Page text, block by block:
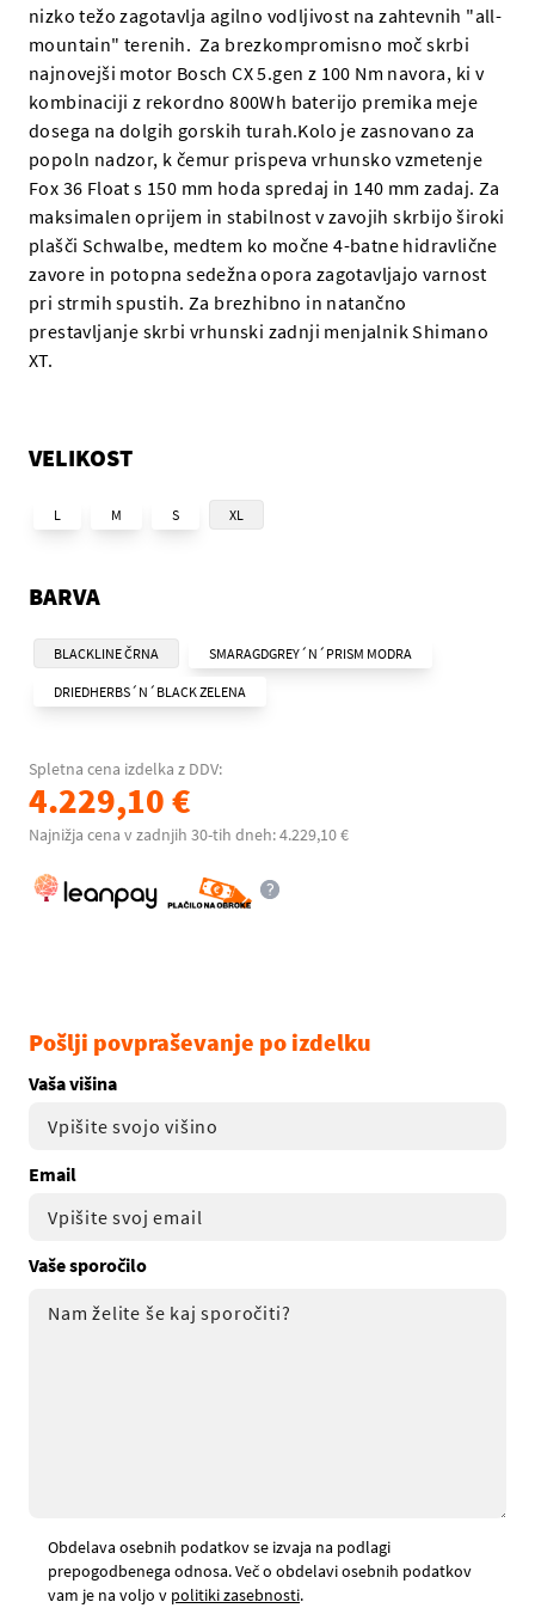
nizko težo zagotavlja agilno vodljivost na zahtevnih "all-
mountain" terenih. Za brezkompromisno moč skrbi
najnovejši motor Bosch CX 5.gen z 100 Nm navora, ki v
kombinaciji z rekordno 800Wh baterijo premika meje
dosega na dolgih gorskih turah.Kolo je zasnovano za
popoln nadzor, k čemur prispeva vrhunsko vzmetenje
Fox 36 Float s 150 mm hoda spredaj in 140 mm zadaj. Za
maksimalen oprijem in stabilnost v zavojih skrbijo široki
plašči Schwalbe, medtem ko močne 4-batne hidravlične
zavore in potopna sedežna opora zagotavljajo varnost
pri strmih spustih. Za brezhibno in natančno
prestavljanje skrbi vrhunski zadnji menjalnik Shimano
XT.
VELIKOST
L M S XL
BARVA
BLACKLINE ČRNA SMARAGDGREY´N´PRISM MODRA
DRIEDHERBS´N´BLACK ZELENA
Spletna cena izdelka z DDV:
4.229,10 €
Najnižja cena v zadnjih 30-tih dneh: 4.229,10 €
Pošlji povpraševanje po izdelku
Vaša višina
Email
Vaše sporočilo
Obdelava osebnih podatkov se izvaja na podlagi
prepogodbenega odnosa. Več o obdelavi osebnih podatkov
vam je na voljo v politiki zasebnosti.